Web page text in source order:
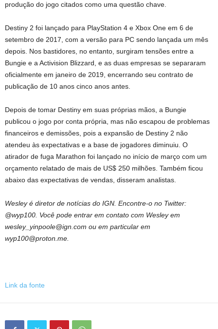
produção do jogo citados como uma questão chave.
Destiny 2 foi lançado para PlayStation 4 e Xbox One em 6 de
setembro de 2017, com a versão para PC sendo lançada um mês
depois. Nos bastidores, no entanto, surgiram tensões entre a
Bungie e a Activision Blizzard, e as duas empresas se separaram
oficialmente em janeiro de 2019, encerrando seu contrato de
publicação de 10 anos cinco anos antes.
Depois de tomar Destiny em suas próprias mãos, a Bungie
publicou o jogo por conta própria, mas não escapou de problemas
financeiros e demissões, pois a expansão de Destiny 2 não
atendeu às expectativas e a base de jogadores diminuiu. O
atirador de fuga Marathon foi lançado no início de março com um
orçamento relatado de mais de US$ 250 milhões. Também ficou
abaixo das expectativas de vendas, disseram analistas.
Wesley é diretor de notícias do IGN. Encontre-o no Twitter:
@wyp100. Você pode entrar em contato com Wesley em
wesley_yinpoole@ign.com ou em particular em
wyp100@proton.me.
Link da fonte